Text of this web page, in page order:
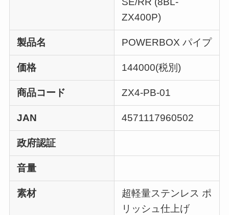
ZX400P)
製品名 POWERBOX パイプ
価格 144000(税別)
商品コード ZX4-PB-01
JAN 4571117960502
政府認証
音量
素材
超軽量ステンレス ポ
リッシュ仕上げ